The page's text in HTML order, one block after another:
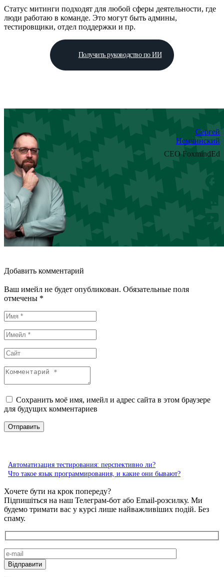
Статус митинги подходят для любой сферы деятельности, где
люди работаю в команде. Это могут быть админы,
тестировщики, отдел поддержки и пр.
Получить руководство по ИИ
Сергей
Немчинский
CEO FoxmindEd
Добавить комментарий
Ваш имейл не будет опубликован. Обязательные поля
отмечены *
Сохранить моё имя, имейл и адрес сайта в этом браузере
для будущих комментариев
Автоматизация тестирования: перспективно ли?
Что такое язык программирования, и какие они бывают?
Хочете бути на крок попереду?
Підпишіться на наш Телеграм-бот або Email-розсилку. Ми
будемо тримати вас у курсі лише найважливіших подій. Без
спаму.